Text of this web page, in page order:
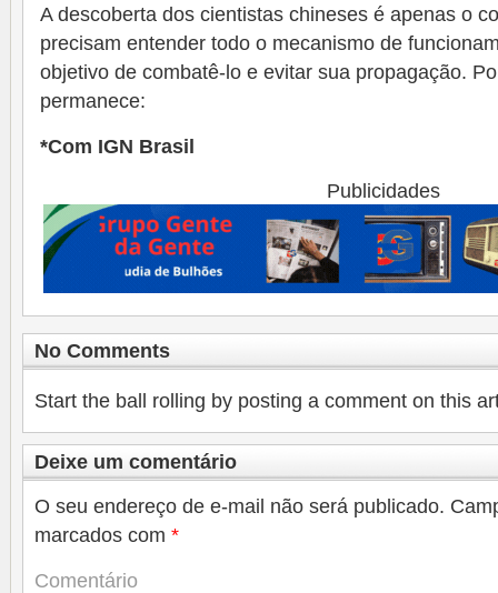
A descoberta dos cientistas chineses é apenas o
precisam entender todo o mecanismo de
objetivo de combatê-lo e evitar sua propagação.
permanece:
*Com IGN Brasil
Publicidades
No Comments
Start the ball rolling by posting a comment on this
Deixe um comentário
O seu endereço de e-mail não será publicado.
marcados com *
Comentário